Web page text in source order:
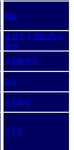
IRL
A D E F HR PL S
Zyp
A CH D F
D S
A CH F
A F I